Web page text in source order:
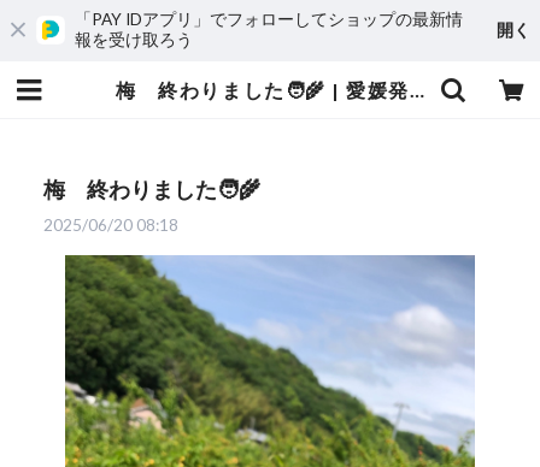
「PAY IDアプリ」でフォローしてショップの最新情
報を受け取ろう
開く
梅 終わりました🧑‍🌾 | 愛媛発の自然食品店 電子食品流通研究所オンラインストア｜電食で、おいしく、健康に
梅 終わりました🧑‍🌾
2025/06/20 08:18